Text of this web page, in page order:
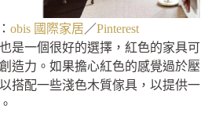
obis 國際家居 ／Pinterest
是一個很好的選擇，紅色的家具可
造力。如果擔心紅色的感覺過於壓
搭配一些淺色木質傢具，以提供一